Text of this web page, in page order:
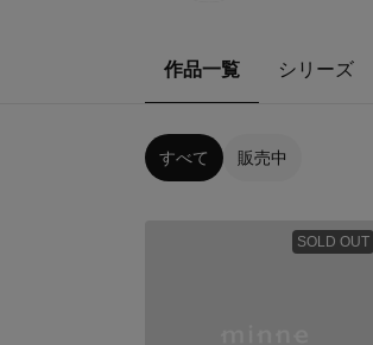
作品一覧 シリーズ
すべて 販売中
SOLD OUT